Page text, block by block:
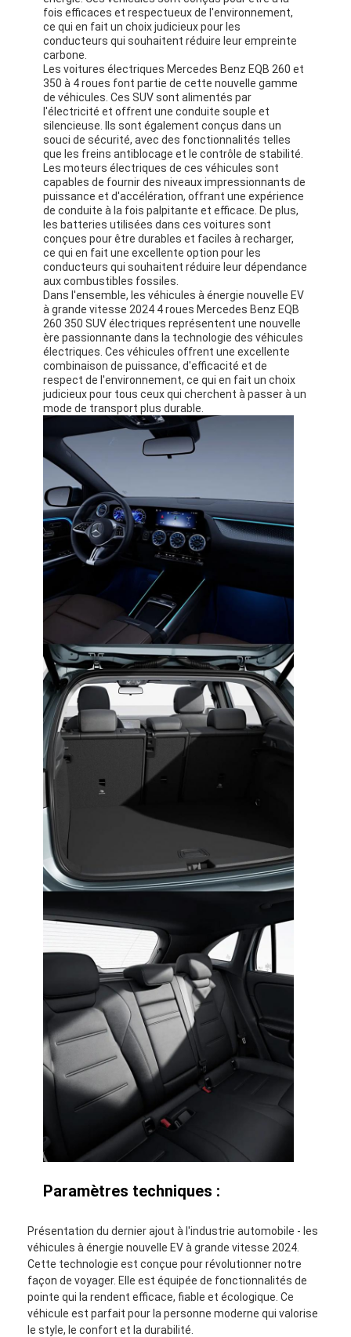
À propos de nous
Visite de l'usine
Nous contacter
Pour les véhicules électriques
Mercedes Benz, voiture de sport
Le SUV Mercedes Benz
Voiture électrique Mercedes Benz
fois efficaces et respectueux de l'environnement,
ce qui en fait un choix judicieux pour les
conducteurs qui souhaitent réduire leur empreinte
carbone.
Les voitures électriques Mercedes Benz EQB 260 et
350 à 4 roues font partie de cette nouvelle gamme
de véhicules. Ces SUV sont alimentés par
l'électricité et offrent une conduite souple et
silencieuse. Ils sont également conçus dans un
souci de sécurité, avec des fonctionnalités telles
que les freins antiblocage et le contrôle de stabilité.
Les moteurs électriques de ces véhicules sont
capables de fournir des niveaux impressionnants de
puissance et d'accélération, offrant une expérience
de conduite à la fois palpitante et efficace. De plus,
les batteries utilisées dans ces voitures sont
conçues pour être durables et faciles à recharger,
ce qui en fait une excellente option pour les
conducteurs qui souhaitent réduire leur dépendance
aux combustibles fossiles.
Dans l'ensemble, les véhicules à énergie nouvelle EV
à grande vitesse 2024 4 roues Mercedes Benz EQB
260 350 SUV électriques représentent une nouvelle
ère passionnante dans la technologie des véhicules
électriques. Ces véhicules offrent une excellente
combinaison de puissance, d'efficacité et de
respect de l'environnement, ce qui en fait un choix
judicieux pour tous ceux qui cherchent à passer à un
mode de transport plus durable.
Paramètres techniques :
Présentation du dernier ajout à l'industrie automobile - les
véhicules à énergie nouvelle EV à grande vitesse 2024.
Cette technologie est conçue pour révolutionner notre
façon de voyager. Elle est équipée de fonctionnalités de
pointe qui la rendent efficace, fiable et écologique. Ce
véhicule est parfait pour la personne moderne qui valorise
le style, le confort et la durabilité.